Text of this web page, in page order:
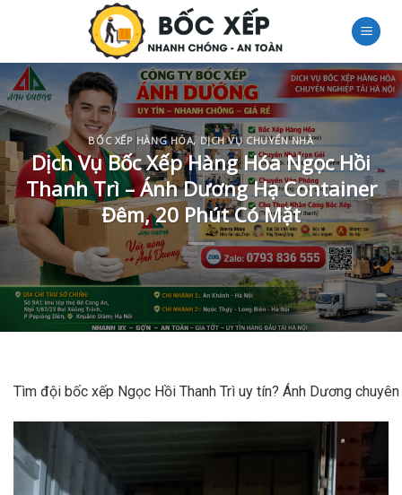
BỐC XẾP HÀNG HÓA,DỊCH VỤ CHUYỂN NHÀ
Dịch Vụ Bốc Xếp Hàng Hóa Ngọc Hồi
Thanh Trì – Ánh Dương Hạ Container
Đêm, 20 Phút Có Mặt
Tìm đội bốc xếp Ngọc Hồi Thanh Trì uy tín? Ánh Dương